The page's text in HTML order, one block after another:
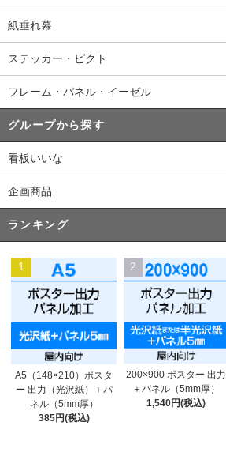
紙垂れ幕
ステッカー・ピクト
フレーム・パネル・イーゼル
グループから探す
看板いいな
企画商品
ランキング
1
A5（148×210）ポスタ
ー 出力（光沢紙）＋パ
ネル（5mm厚）
385円(税込)
2
200×900 ポスター 出力
＋パネル（5mm厚）
1,540円(税込)